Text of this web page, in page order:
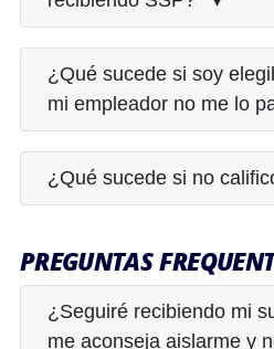
¿Qué sucede si soy
mi empleador no me lo
¿Qué sucede si no
PREGUNTAS
¿Seguiré recibiendo mi
me aconseja aislarme y